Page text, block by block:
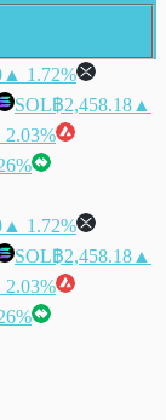
▲ 1.72%
SOL฿2,458.18 ▲
▲ 1.72%
SOL฿2,458.18 ▲